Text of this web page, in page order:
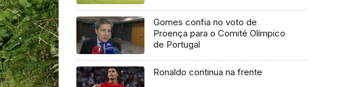
Gomes confia no voto de
Proença para o Comité Olímpico
de Portugal
Ronaldo continua na frente